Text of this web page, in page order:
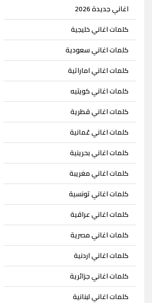
اغاني جديدة 2026
كلمات اغاني خليجية
كلمات اغاني سعودية
كلمات اغاني اماراتية
كلمات اغاني كويتيه
كلمات اغاني قطرية
كلمات اغاني عُمانية
كلمات اغاني بحرينية
كلمات اغاني مغريبة
كلمات اغاني تونسية
كلمات اغاني عراقية
كلمات اغاني مصرية
كلمات اغاني اردنية
كلمات اغاني جزائرية
كلمات اغاني لبنانية